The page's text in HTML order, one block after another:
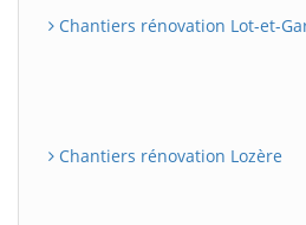
Chantiers rénovation Lot-et-
Chantiers rénovation Lozère